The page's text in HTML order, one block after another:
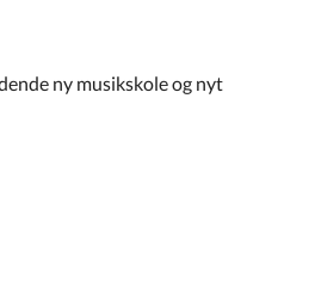
ny musikskole og nyt